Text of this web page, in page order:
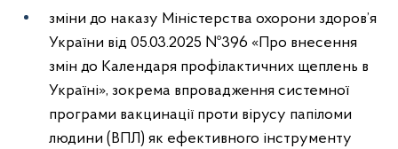
зміни до наказу Міністерства охорони здоров’я
України від 05.03.2025 №396 «Про внесення
змін до Календаря профілактичних щеплень в
Україні», зокрема впровадження системної
програми вакцинації проти вірусу папіломи
людини (ВПЛ) як ефективного інструменту